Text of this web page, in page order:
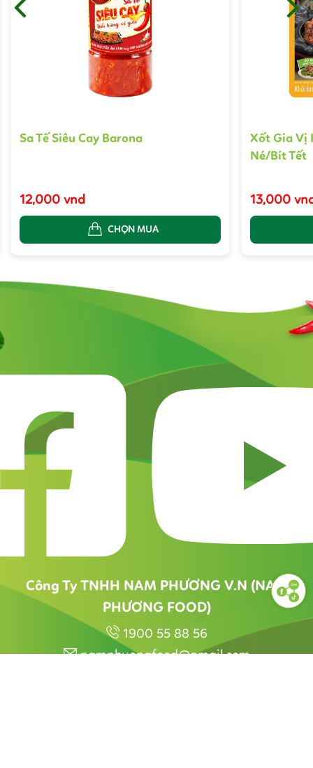
Sa Tế Siêu Cay Barona
12,000 vnd
CHỌN MUA
Xốt Gia Vị
Né/Bít Tết
13,000
Công Ty TNHH NAM PHƯƠNG V.N (NAM
PHƯƠNG FOOD)
1900 55 88 56
namphuongfood@gmail.com